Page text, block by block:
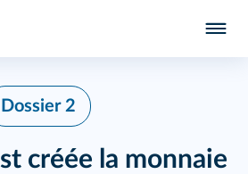
Dossier 2
créée la monnaie